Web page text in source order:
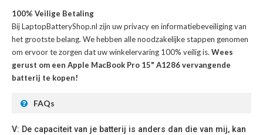
100% Veilige Betaling
Bij LaptopBatteryShop.nl zijn uw privacy en informatiebeveiliging van
het grootste belang. We hebben alle noodzakelijke stappen genomen
om ervoor te zorgen dat uw winkelervaring 100% veilig is. Wees
gerust om een Apple MacBook Pro 15" A1286 vervangende
batterij te kopen!
FAQs
V: De capaciteit van je batterij is anders dan die van mij, kan